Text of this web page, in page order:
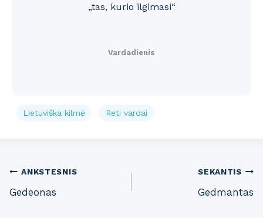
„tas, kurio ilgimasi“
Vardadienis
Lietuviška kilmė Reti vardai
Post
navigation
ANKSTESNIS
Gedeonas
SEKANTIS
Gedmantas